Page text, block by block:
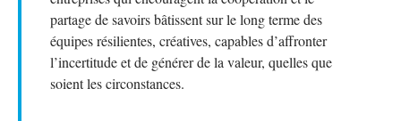
partage de savoirs bâtissent sur le long terme des
équipes résilientes, créatives, capables d’affronter
l’incertitude et de générer de la valeur, quelles que
soient les circonstances.